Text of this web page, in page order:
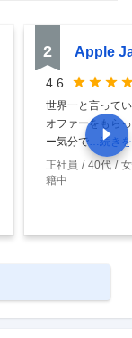
2 Apple
4.6
世界一と言って
オファーをもら
ー気分で…続き
正社員
40代
籍中